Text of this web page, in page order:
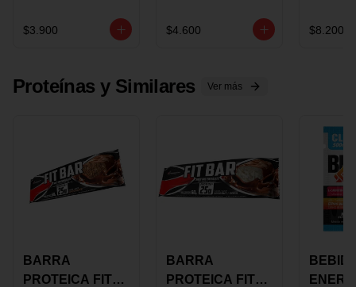
$3.900 $4.600 $8.200
Proteínas y Similares Ver más
BARRA
PROTEICA FIT
BARRA
PROTEICA FIT